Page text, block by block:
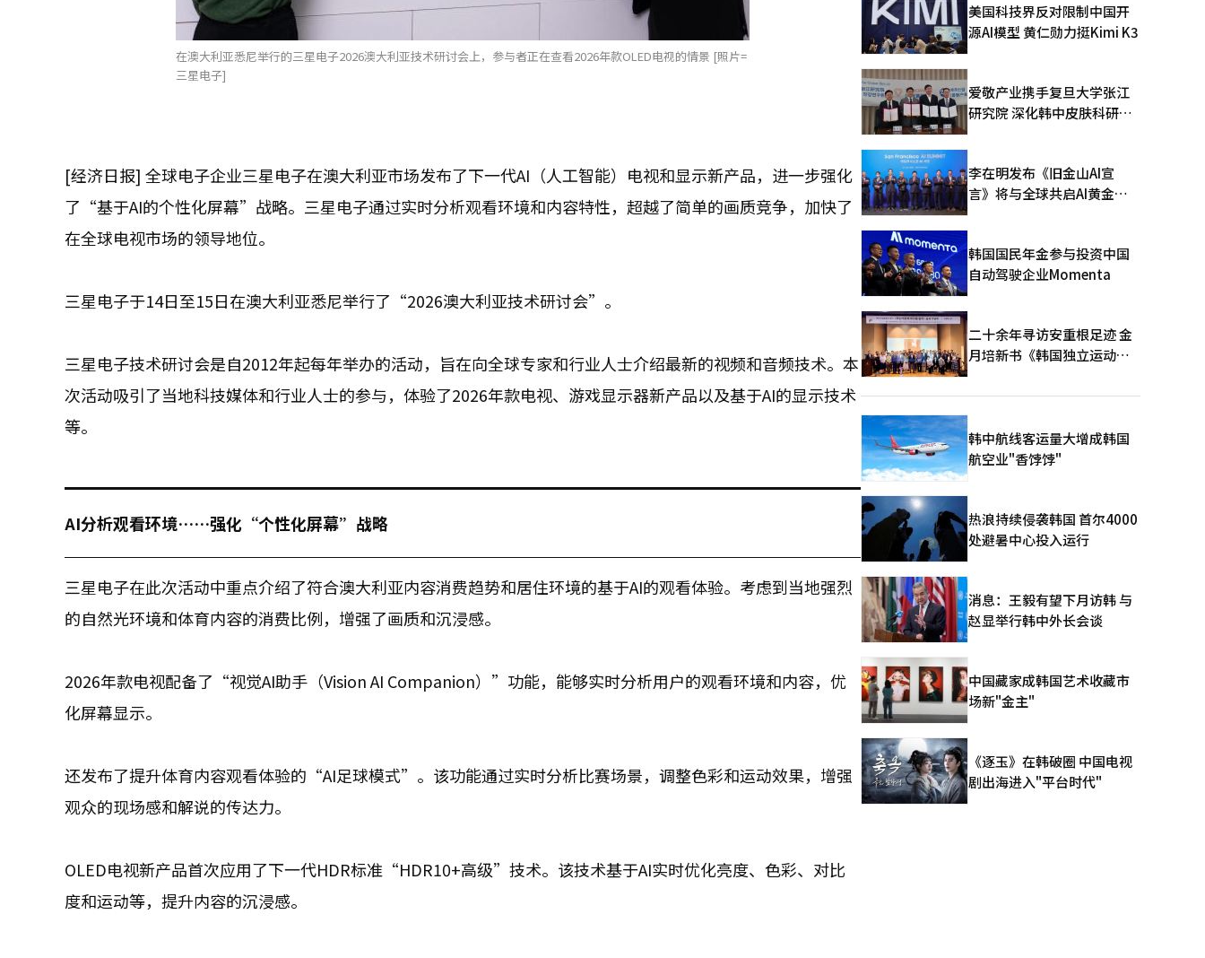
在澳大利亚悉尼举行的三星电子2026澳大利亚技术研讨会上，参与者正在查看2026年款OLED电视的情景 [照片=
三星电子]
[经济日报] 全球电子企业三星电子在澳大利亚市场发布了下一代AI（人工智能）电视和显示新产品，进一步强化
了“基于AI的个性化屏幕”战略。三星电子通过实时分析观看环境和内容特性，超越了简单的画质竞争，加快了
在全球电视市场的领导地位。
三星电子于14日至15日在澳大利亚悉尼举行了“2026澳大利亚技术研讨会”。
三星电子技术研讨会是自2012年起每年举办的活动，旨在向全球专家和行业人士介绍最新的视频和音频技术。本
次活动吸引了当地科技媒体和行业人士的参与，体验了2026年款电视、游戏显示器新产品以及基于AI的显示技术
等。
AI分析观看环境……强化“个性化屏幕”战略
三星电子在此次活动中重点介绍了符合澳大利亚内容消费趋势和居住环境的基于AI的观看体验。考虑到当地强烈
的自然光环境和体育内容的消费比例，增强了画质和沉浸感。
2026年款电视配备了“视觉AI助手（Vision AI Companion）”功能，能够实时分析用户的观看环境和内容，优
化屏幕显示。
还发布了提升体育内容观看体验的“AI足球模式”。该功能通过实时分析比赛场景，调整色彩和运动效果，增强
观众的现场感和解说的传达力。
OLED电视新产品首次应用了下一代HDR标准“HDR10+高级”技术。该技术基于AI实时优化亮度、色彩、对比
度和运动等，提升内容的沉浸感。
美国科技界反对限制中国开
源AI模型 黄仁勋力挺Kimi K3
爱敬产业携手复旦大学张江
研究院 深化韩中皮肤科研合
李在明发布《旧金山AI宣
言》将与全球共启AI黄金时
韩国国民年金参与投资中国
自动驾驶企业Momenta
二十余年寻访安重根足迹 金
月培新书《韩国独立运动圣
版
韩中航线客运量大增成韩国
航空业"香饽饽"
热浪持续侵袭韩国 首尔4000
处避暑中心投入运行
消息：王毅有望下月访韩 与
赵显举行韩中外长会谈
中国藏家成韩国艺术收藏市
场新"金主"
《逐玉》在韩破圈 中国电视
剧出海进入"平台时代"